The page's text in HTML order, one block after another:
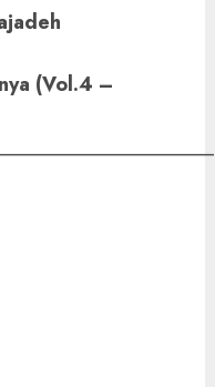
(Vol.4 –